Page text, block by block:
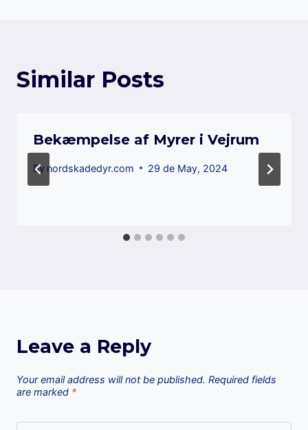
Similar Posts
Bekæmpelse af Myrer i Vejrum
By nordskadedyr.com 29 de May, 2024
Leave a Reply
Your email address will not be published. Required fields
are marked *